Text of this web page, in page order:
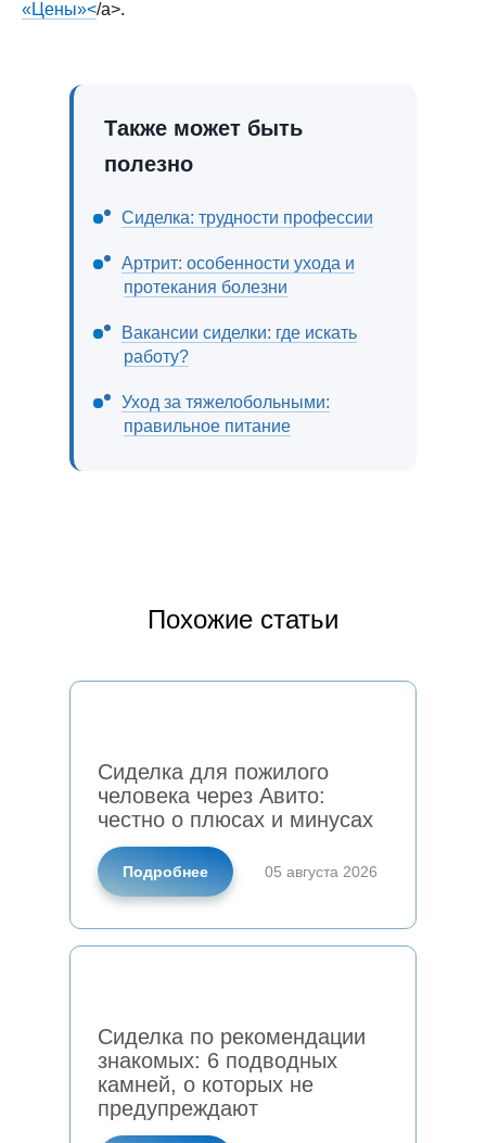
«Цены»</a>.
Также может быть
полезно
Сиделка: трудности профессии
Артрит: особенности ухода и
протекания болезни
Вакансии сиделки: где искать
работу?
Уход за тяжелобольными:
правильное питание
Похожие статьи
Сиделка для пожилого
человека через Авито:
честно о плюсах и минусах
Подробнее 05 августа 2026
Сиделка по рекомендации
знакомых: 6 подводных
камней, о которых не
предупреждают